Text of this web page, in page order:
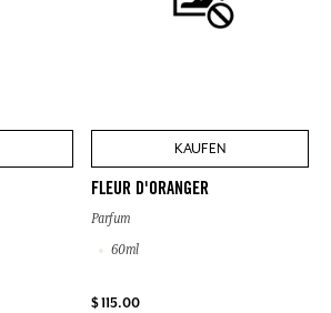
KAUFEN
FLEUR D'ORANGER
Parfum
60ml
$ 115.00